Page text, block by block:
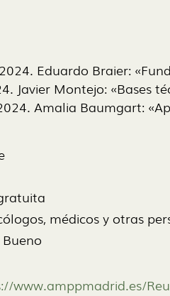
Eduardo Braier:
Javier Montejo: «Bases
Amalia Baumgart:
médicos y otras
www.amppmadrid.es/